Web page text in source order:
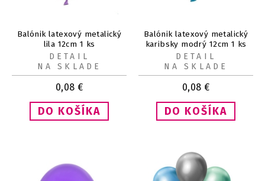
Balónik latexový metalický
lila 12cm 1 ks
0,08 €
DETAIL
NA SKLADE
Balónik latexový metalický
karibsky modrý 12cm 1 ks
0,08 €
DETAIL
NA SKLADE